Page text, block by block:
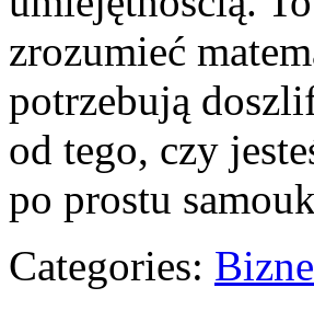
zrozumieć
potrzebują
od tego, czy
po prostu
Categories: